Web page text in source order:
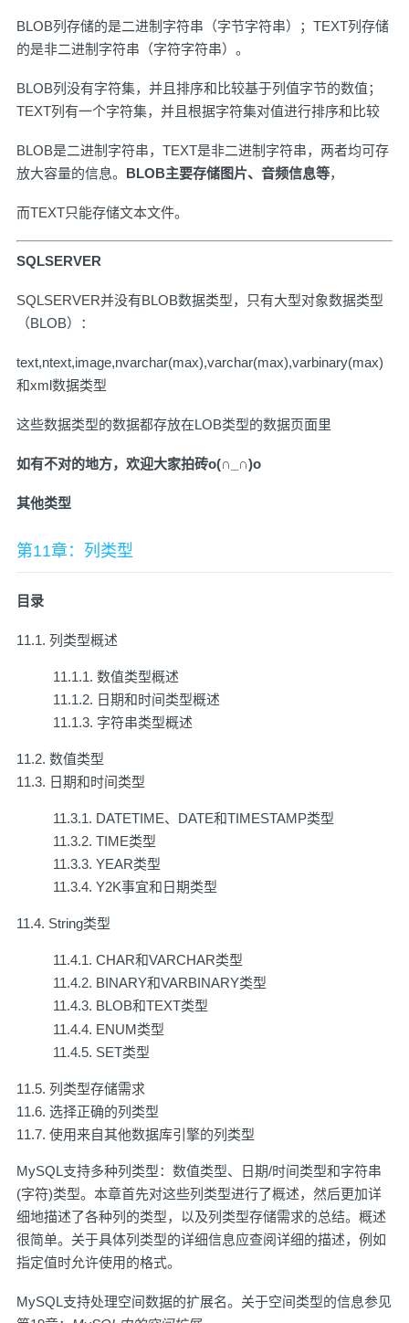
BLOB列存储的是二进制字符串（字节字符串）；TEXT列存储
的是非二进制字符串（字符字符串）。
BLOB列没有字符集，并且排序和比较基于列值字节的数值；
TEXT列有一个字符集，并且根据字符集对值进行排序和比较
BLOB是二进制字符串，TEXT是非二进制字符串，两者均可存
放大容量的信息。 BLOB主要存储图片、音频信息等，
而TEXT只能存储文本文件。
SQLSERVER
SQLSERVER并没有BLOB数据类型，只有大型对象数据类型
（BLOB）：
text,ntext,image,nvarchar(max),varchar(max),varbinary(max)
和xml数据类型
这些数据类型的数据都存放在LOB类型的数据页面里
如有不对的地方，欢迎大家拍砖o(∩_∩)o
其他类型
第11章：列类型
目录
11.1. 列类型概述
11.1.1. 数值类型概述
11.1.2. 日期和时间类型概述
11.1.3. 字符串类型概述
11.2. 数值类型
11.3. 日期和时间类型
11.3.1. DATETIME、DATE和TIMESTAMP类型
11.3.2. TIME类型
11.3.3. YEAR类型
11.3.4. Y2K事宜和日期类型
11.4. String类型
11.4.1. CHAR和VARCHAR类型
11.4.2. BINARY和VARBINARY类型
11.4.3. BLOB和TEXT类型
11.4.4. ENUM类型
11.4.5. SET类型
11.5. 列类型存储需求
11.6. 选择正确的列类型
11.7. 使用来自其他数据库引擎的列类型
MySQL支持多种列类型：数值类型、日期/时间类型和字符串
(字符)类型。本章首先对这些列类型进行了概述，然后更加详
细地描述了各种列的类型，以及列类型存储需求的总结。概述
很简单。关于具体列类型的详细信息应查阅详细的描述，例如
指定值时允许使用的格式。
MySQL支持处理空间数据的扩展名。关于空间类型的信息参见